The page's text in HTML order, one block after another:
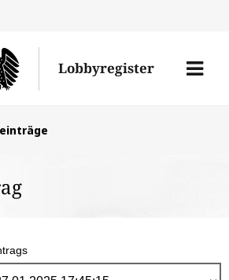
Lobbyregister
Menü